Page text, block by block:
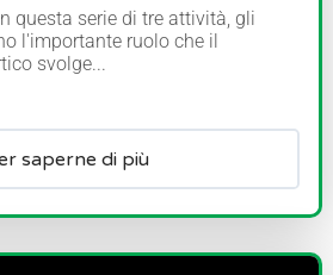
questa serie di tre attività, gli
l'importante ruolo che il
svolge...
saperne di più